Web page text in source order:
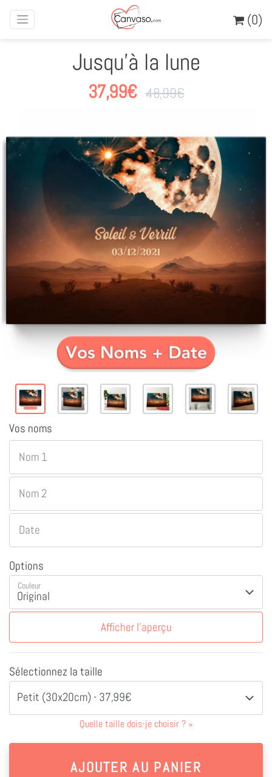
(0)
Jusqu'à la lune
37,99€ 48,99€
Vos noms
Nom 1
Nom 2
Date
Options
Couleur
Afficher l'aperçu
Sélectionnez la taille
Petit (30x20cm) - 37,99€
Quelle taille dois-je choisir ? »